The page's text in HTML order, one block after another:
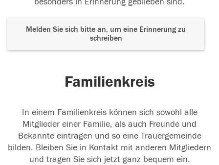
Melden Sie sich bitte an, um eine Erinnerung zu
schreiben
Familienkreis
In einem Familienkreis können sich sowohl alle
Mitglieder einer Familie, als auch Freunde und
Bekannte eintragen und so eine Trauergemeinde
bilden. Bleiben Sie in Kontakt mit anderen Mitgliedern
und tragen Sie sich jetzt ganz bequem ein.